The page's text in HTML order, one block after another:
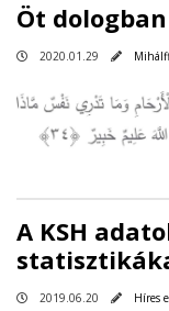
Öt
2020.01.29
A KSH
2019.06.20 Híres